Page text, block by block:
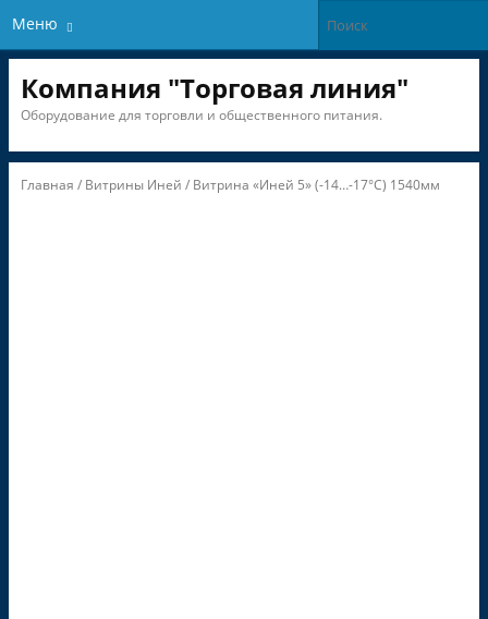
Меню
Компания "Торговая линия"
Оборудование для торговли и общественного питания.
Главная / Витрины Иней / Витрина «Иней 5» (-14…-17°С) 1540мм